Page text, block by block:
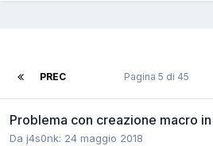
PREC Pagina 5 di 45
Problema con creazione macro in
Da j4s0nk: 24 maggio 2018